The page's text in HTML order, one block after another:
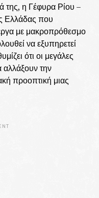
της, η Γέφυρα Ρίου –
Ελλάδας που
έργα με μακροπρόθεσμο
να εξυπηρετεί
ότι οι μεγάλες
την
προοπτική μιας